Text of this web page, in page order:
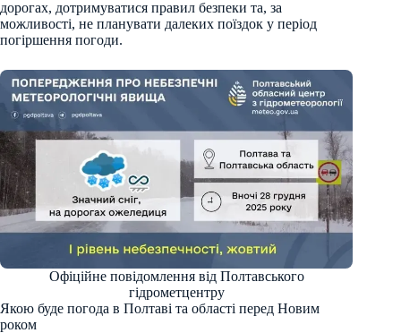
дорогах, дотримуватися правил безпеки та, за
можливості, не планувати далеких поїздок у період
погіршення погоди.
Офіційне повідомлення від Полтавського
гідрометцентру
Якою буде погода в Полтаві та області перед Новим
роком